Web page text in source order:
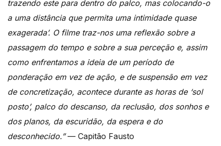
trazendo este para dentro do palco, mas colocando-o
a uma distância que permita uma intimidade quase
exagerada’. O filme traz-nos uma reflexão sobre a
passagem do tempo e sobre a sua perceção e, assim
como enfrentamos a ideia de um período de
ponderação em vez de ação, e de suspensão em vez
de concretização, acontece durante as horas de ‘sol
posto’, palco do descanso, da reclusão, dos sonhos e
dos planos, da escuridão, da espera e do
desconhecido.”— Capitão Fausto